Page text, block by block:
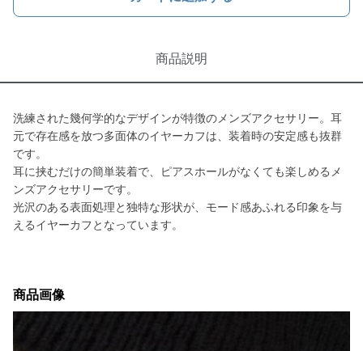
商品説明
洗練された幾何学的なデザインが特徴のメンズアクセサリー。耳
元で存在感を放つ多面体のイヤーカフは、装着時の安定感も抜群
です。
耳に挟むだけの簡単装着で、ピアスホールがなくても楽しめるメ
ンズアクセサリーです。
光沢のある表面処理と独特な形状が、モード感あふれる印象を与
えるイヤーカフとなっています。
商品画像